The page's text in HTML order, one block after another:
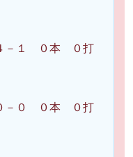
１ ０本 ０打
０本 ０打